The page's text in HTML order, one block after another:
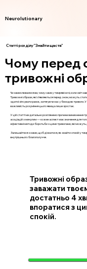
Neurolutionary
Статті розділу "Знайти щастя"
Чому перед
тривожні
Чи замислювалися ви, чому саме у темряві ночі, коли світ
Тривожні образи, які з’являються перед сном, можуть
здатні зіпсувати ранок, затягуючи нас у безодню
важливість розуміння цього явища лише зростає.
У цій статті ми детально розглянемо причини виникнення
асоціацій з минулим — кожен аспект має значення для
ефективні методи боротьби з цими тривогами, які можуть
Залишайтеся з нами, щоб дізнатися, як знайти спокій у
внутрішнього благополуччя.
Тривожні
заважати
достатньо 4
впоратися з
спокій.